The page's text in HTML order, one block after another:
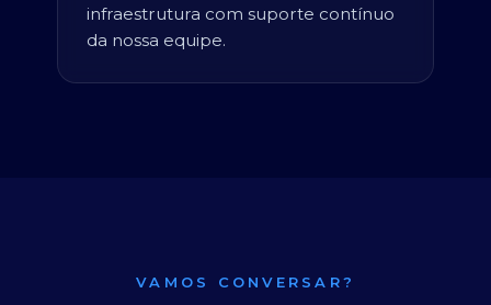
infraestrutura com suporte contínuo
da nossa equipe.
VAMOS CONVERSAR?